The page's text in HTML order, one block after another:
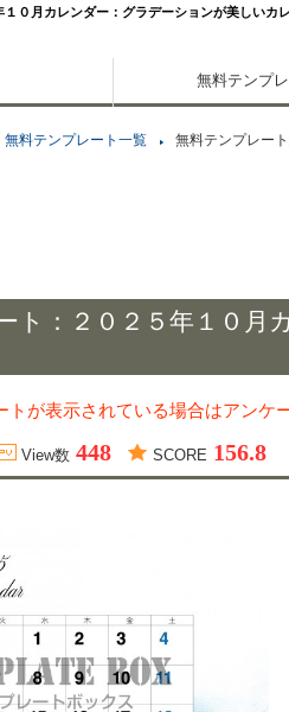
０月カレンダー：グラデーションが美しいカ
無料テンプ
無料テンプレート一覧 無料テンプレー
ト：２０２５年１０月
トが表示されている場合はアンケ
View数 448 SCORE 156.8